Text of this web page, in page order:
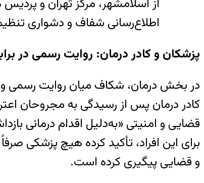
از اسلامشهر، مرکز تهران و
اطلاع‌رسانی شفاف و دشواری
پزشکان و کادر درمان: روایت رسمی در
در بخش درمان، شکاف میان روایت رسمی
قضایی و امنیتی «به‌دلیل اقدام درمانی
برای این افراد، تأکید کرده هیچ پزشکی
و قضایی پیگیری کرده است.